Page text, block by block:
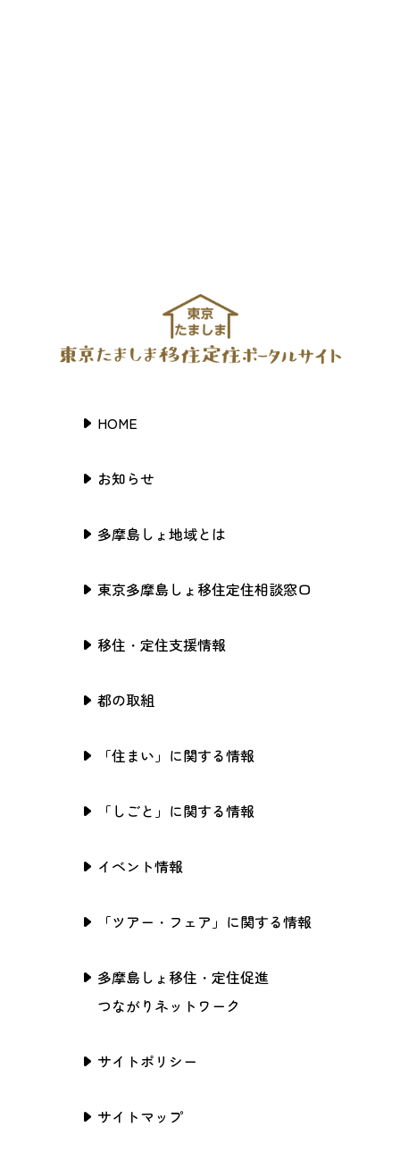
HOME
お知らせ
多摩島しょ地域とは
東京多摩島しょ移住定住相談窓口
移住・定住支援情報
都の取組
「住まい」に関する情報
「しごと」に関する情報
イベント情報
「ツアー・フェア」に関する情報
多摩島しょ移住・定住促進
つながりネットワーク
サイトポリシー
サイトマップ